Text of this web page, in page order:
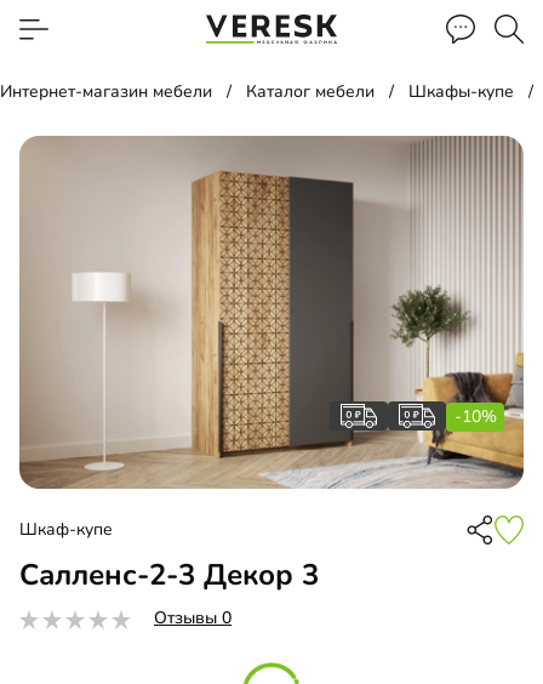
Интернет-магазин мебели Каталог мебели Шкафы-купе
-10%
Шкаф-купе
Салленс-2-3 Декор 3
Отзывы 0